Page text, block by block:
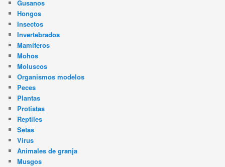
Gusanos
Hongos
Insectos
Invertebrados
Mamíferos
Mohos
Moluscos
Organismos modelos
Peces
Plantas
Protistas
Reptiles
Setas
Virus
Animales de granja
Musgos